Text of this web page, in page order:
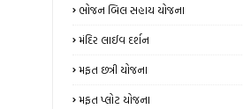
ભોજન બિલ સહાય યોજના
મંદિર લાઈવ દર્શન
મફત છત્રી યોજના
મફત પ્લોટ યોજના